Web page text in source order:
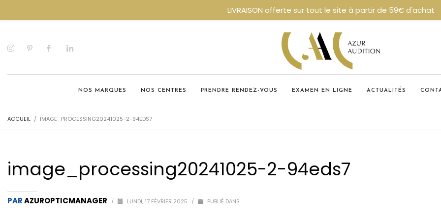
NOS MARQUES NOS CENTRES PRENDRE RENDEZ-VOUS EXAMEN EN LIGNE ACTUALITÉS
ACCUEIL IMAGE_PROCESSING20241025-2-94EDS7
image_processing20241025-2-94eds7
PARAZUROPTICMANAGER / LUNDI, 17 FÉVRIER 2025 / PUBLIÉ DANS
LIVRAISON offerte sur tout le site à partir de 59€ d'achat